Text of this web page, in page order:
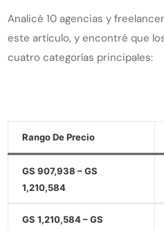
Analicé 10 agencias y
este artículo, y encontré que
cuatro categorías principales:
Rango De Precio
GS 907,938 – GS
1,210,584
GS 1,210,584 – GS